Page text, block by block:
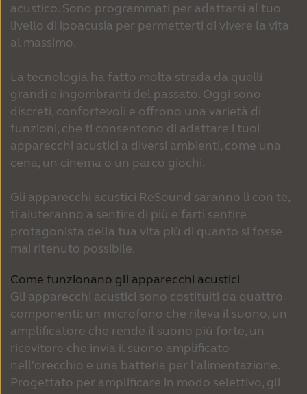
acustico. Sono programmati per adattarsi al tuo
livello di ipoacusia per permetterti di vivere la vita
al massimo.
La tecnologia ha fatto molta strada da quelli
grandi e ingombranti del passato. Oggi sono
discreti, confortevoli e offrono una varietà di
funzioni, che ti consentono di adattare i tuoi
apparecchi acustici a diversi ambienti, come una
cena, un cinema o un parco giochi.
Gli apparecchi acustici ReSound saranno lì con te,
ti aiuteranno a sentire di più e farti sentire
protagonista della tua vita più di quanto si fosse
mai ritenuto possibile.
Come funzionano gli apparecchi acustici
Gli apparecchi acustici sono costituiti da quattro
componenti: un microfono che rileva il suono, un
amplificatore che rende il suono più forte, un
ricevitore che invia il suono amplificato
nell'orecchio e una batteria per l'alimentazione.
Progettato per amplificare in modo selettivo, gli